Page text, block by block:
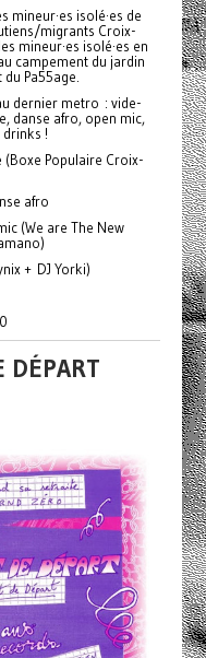
isolé·es de
migrants Croix-
mineur·es isolé·es en
campement du jardin
Pa55age.
dernier metro : vide-
danse afro, open mic,
!
Populaire Croix-
afro
(We are The New
+ DJ Yorki)